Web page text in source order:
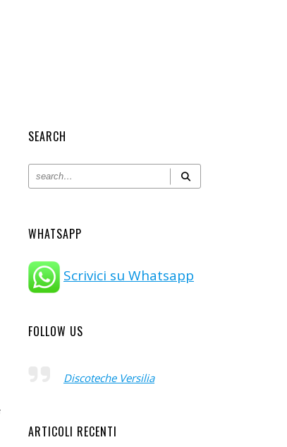
SEARCH
WHATSAPP
Scrivici su Whatsapp
FOLLOW US
Discoteche Versilia
ARTICOLI RECENTI